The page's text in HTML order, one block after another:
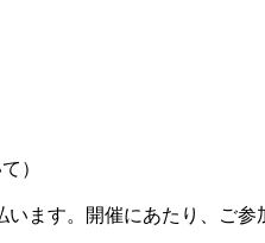
）
ます。開催にあたり、ご参